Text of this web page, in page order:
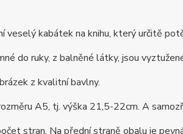
veselý kabátek na knihu, který určitě
do ruky, z balněné látky, jsou
z kvalitní bavlny.
A5, tj. výška 21,5-22cm. A
stran. Na přední straně obalu je